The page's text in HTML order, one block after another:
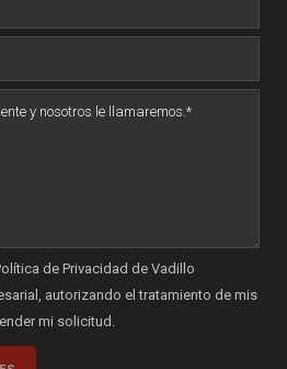
de Privacidad de Vadillo
autorizando el tratamiento de mis
mi solicitud.